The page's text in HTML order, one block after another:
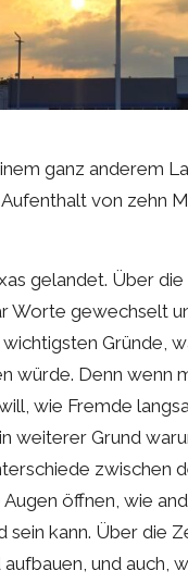
ganz anderem
von zehn
gelandet. Über
Worte gewechselt
Gründe,
würde. Denn wenn
wie Fremde
weiterer Grund
zwischen
öffnen, wie
kann. Über die
und auch,